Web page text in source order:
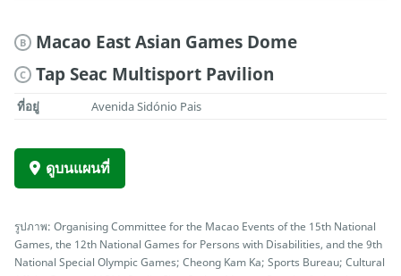
B Macao East Asian Games Dome
C Tap Seac Multisport Pavilion
ที่อยู่ Avenida Sidónio Pais
ดูบนแผนที่
รูปภาพ: Organising Committee for the Macao Events of the 15th National
Games, the 12th National Games for Persons with Disabilities, and the 9th
National Special Olympic Games; Cheong Kam Ka; Sports Bureau; Cultural